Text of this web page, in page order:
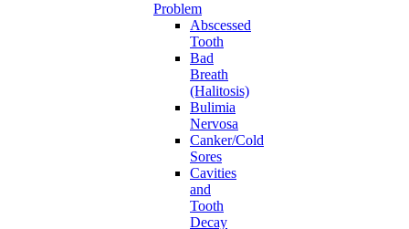
Problem
Abscessed
Tooth
Bad
Breath
(Halitosis)
Bulimia
Nervosa
Canker/Cold
Sores
Cavities
and
Tooth
Decay